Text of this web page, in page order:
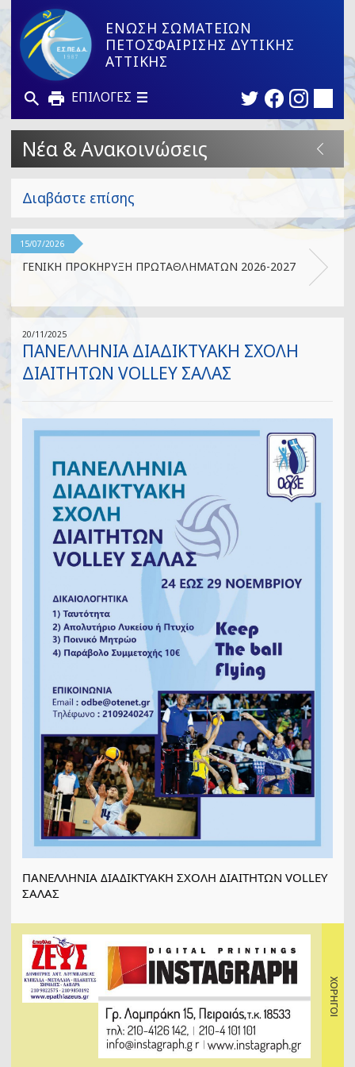
ΕΝΩΣΗ ΣΩΜΑΤΕΙΩΝ
ΠΕΤΟΣΦΑΙΡΙΣΗΣ ΔΥΤΙΚΗΣ
ΑΤΤΙΚΗΣ
ΕΠΙΛΟΓΕΣ
Νέα & Ανακοινώσεις
20/11/2025
ΠΑΝΕΛΛΗΝΙΑ ΔΙΑΔΙΚΤΥΑΚΗ ΣΧΟΛΗ
ΔΙΑΙΤΗΤΩΝ VOLLEY ΣΑΛΑΣ
ΠΑΝΕΛΛΗΝΙΑ ΔΙΑΔΙΚΤΥΑΚΗ ΣΧΟΛΗ ΔΙΑΙΤΗΤΩΝ VOLLEY
ΣΑΛΑΣ
Διαβάστε επίσης
15/07/2026
ΓΕΝΙΚΗ ΠΡΟΚΗΡΥΞΗ ΠΡΩΤΑΘΛΗΜΑΤΩΝ 2026-2027